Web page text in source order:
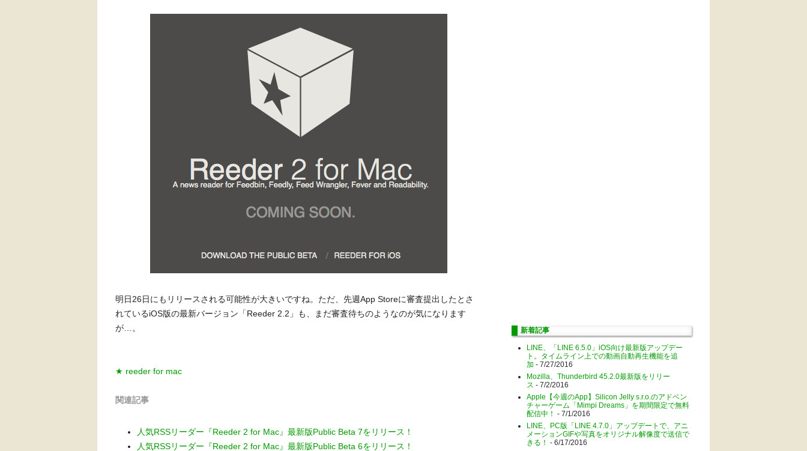
明日26日にもリリースされる可能性が大きいですね。ただ、先週App Storeに審査提出したとさ
れているiOS版の最新バージョン「Reeder 2.2」も、まだ審査待ちのようなのが気になります
が…。
★ reeder for mac
関連記事
人気RSSリーダー『Reeder 2 for Mac』最新版Public Beta 7をリリース！
人気RSSリーダー『Reeder 2 for Mac』最新版Public Beta 6をリリース！
新着記事
LINE、「LINE 6.5.0」iOS向け最新版アップデー
ト。タイムライン上での動画自動再生機能を追
加 - 7/27/2016
Mozilla、Thunderbird 45.2.0最新版をリリー
ス - 7/2/2016
Apple【今週のApp】Silicon Jelly s.r.o.のアドベン
チャーゲーム「Mimpi Dreams」を期間限定で無料
配信中！ - 7/1/2016
LINE、PC版「LINE 4.7.0」アップデートで、アニ
メーションGIFや写真をオリジナル解像度で送信で
きる！ - 6/17/2016